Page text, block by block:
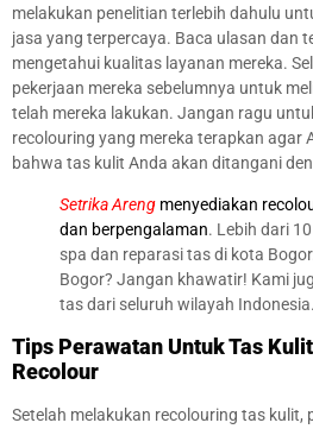
melakukan penelitian terlebih dahulu
jasa yang terpercaya. Baca ulasan dan
mengetahui kualitas layanan mereka.
pekerjaan mereka sebelumnya untuk
telah mereka lakukan. Jangan ragu
recolouring yang mereka terapkan agar
bahwa tas kulit Anda akan ditangani
Setrika Areng menyediakan
dan berpengalaman. Lebih dari
spa dan reparasi tas di kota
Bogor? Jangan khawatir! Kami
tas dari seluruh wilayah Indonesia.
Tips Perawatan Untuk Tas
Recolour
Setelah melakukan recolouring tas kulit,